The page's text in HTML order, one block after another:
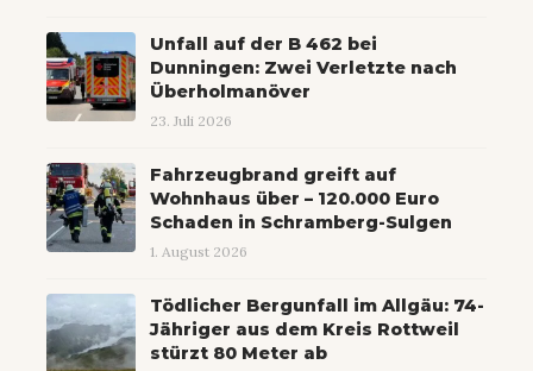
Unfall auf der B 462 bei
Dunningen: Zwei Verletzte nach
Überholmanöver
23. Juli 2026
Fahrzeugbrand greift auf
Wohnhaus über – 120.000 Euro
Schaden in Schramberg-Sulgen
1. August 2026
Tödlicher Bergunfall im Allgäu: 74-
Jähriger aus dem Kreis Rottweil
stürzt 80 Meter ab